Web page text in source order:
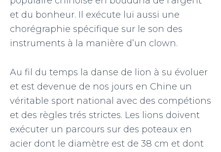
et du bonheur. Il exécute lui aussi une
chorégraphie spécifique sur le son des
instruments à la manière d’un clown.
Au fil du temps la danse de lion à su évoluer
et est devenue de nos jours en Chine un
véritable sport national avec des compétions
et des règles trés strictes. Les lions doivent
exécuter un parcours sur des poteaux en
acier dont le diamètre est de 38 cm et dont